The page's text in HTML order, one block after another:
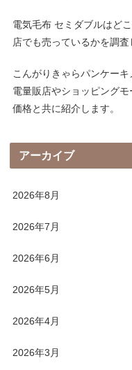
電気毛布 セミダブルはど
店でも売っているかを調
こんがりきゃらパンケー
電量販店やショッピング
価格と共に紹介します。
アーカイブ
2026年8月
2026年7月
2026年6月
2026年5月
2026年4月
2026年3月